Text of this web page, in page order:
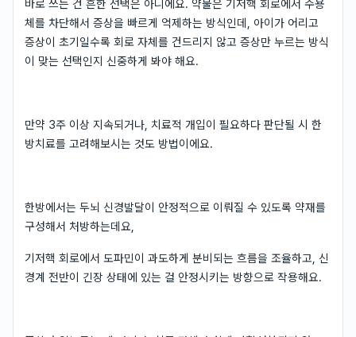
바로 쓰는 건 흔한 선택은 아니에요. 약물은 기저핵 회로에서 수용
체를 차단해서 증상을 빠르게 억제하는 방식인데, 아이가 어리고
증상이 초기일수록 회로 자체를 건드리지 않고 증상만 누르는 방식
이 맞는 선택인지 신중하게 봐야 해요.
만약 3주 이상 지속되거나, 치료적 개입이 필요하다 판단될 시 한
방치료를 고려해보시는 것도 방법이에요.
한방에서는 두뇌 신경발달이 안정적으로 이뤄질 수 있도록 약재를
구성해서 처방하는데요,
기저핵 회로에서 도파민이 과도하게 분비되는 흐름을 조율하고, 신
경계 전반이 긴장 상태에 있는 걸 안정시키는 방향으로 작용해요.